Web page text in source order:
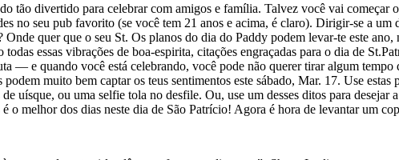
tão divertido para celebrar com amigos e família. Talvez você vai
no seu pub favorito (se você tem 21 anos e acima, é claro). Dirigir-se a
Onde quer que o seu St. Os planos do dia do Paddy podem levar-te este
essas vibrações de boa-espirita, citações engraçadas para o dia de
— e quando você está celebrando, você pode não querer tirar algum
muito bem captar os teus sentimentos este sábado, Mar. 17. Use
uísque, ou uma selfie tola no desfile. Ou, use um desses ditos para
o melhor dos dias neste dia de São Patrício! Agora é hora de levantar um